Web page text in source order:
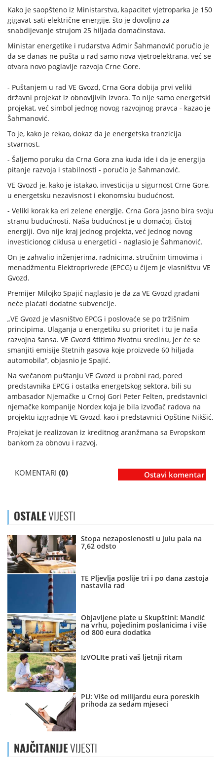
Kako je saopšteno iz Ministarstva, kapacitet vjetroparka je 150
gigavat-sati električne energije, što je dovoljno za
snabdijevanje strujom 25 hiljada domaćinstava.
Ministar energetike i rudarstva Admir Šahmanović poručio je
da se danas ne pušta u rad samo nova vjetroelektrana, već se
otvara novo poglavlje razvoja Crne Gore.
- Puštanjem u rad VE Gvozd, Crna Gora dobija prvi veliki
državni projekat iz obnovljivih izvora. To nije samo energetski
projekat, već simbol jednog novog razvojnog pravca - kazao je
Šahmanović.
To je, kako je rekao, dokaz da je energetska tranzicija
stvarnost.
- Šaljemo poruku da Crna Gora zna kuda ide i da je energija
pitanje razvoja i stabilnosti - poručio je Šahmanović.
VE Gvozd je, kako je istakao, investicija u sigurnost Crne Gore,
u energetsku nezavisnost i ekonomsku budućnost.
- Veliki korak ka eri zelene energije. Crna Gora jasno bira svoju
stranu budućnosti. Naša budućnost je u domaćoj, čistoj
energiji. Ovo nije kraj jednog projekta, već jednog novog
investicionog ciklusa u energetici - naglasio je Šahmanović.
On je zahvalio inženjerima, radnicima, stručnim timovima i
menadžmentu Elektroprivrede (EPCG) u čijem je vlasništvu VE
Gvozd.
Premijer Milojko Spajić naglasio je da za VE Gvozd građani
neće plaćati dodatne subvencije.
„VE Gvozd je vlasništvo EPCG i poslovaće se po tržišnim
principima. Ulaganja u energetiku su prioritet i tu je naša
razvojna šansa. VE Gvozd štitimo životnu sredinu, jer će se
smanjiti emisije štetnih gasova koje proizvede 60 hiljada
automobila“, objasnio je Spajić.
Na svečanom puštanju VE Gvozd u probni rad, pored
predstavnika EPCG i ostatka energetskog sektora, bili su
ambasador Njemačke u Crnoj Gori Peter Felten, predstavnici
njemačke kompanije Nordex koja je bila izvođač radova na
projektu izgradnje VE Gvozd, kao i predstavnici Opštine Nikšić.
Projekat je realizovan iz kreditnog aranžmana sa Evropskom
bankom za obnovu i razvoj.
KOMENTARI (0) Ostavi komentar
OSTALEVIJESTI
Stopa nezaposlenosti u julu pala na
7,62 odsto
TE Pljevlja poslije tri i po dana zastoja
nastavila rad
Objavljene plate u Skupštini: Mandić
na vrhu, pojedinim poslanicima i više
od 800 eura dodatka
IzVOLIte prati vaš ljetnji ritam
PU: Više od milijardu eura poreskih
prihoda za sedam mjeseci
NAJČITANIJEVIJESTI